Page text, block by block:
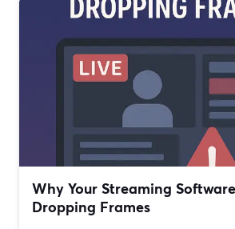
Why Your Streaming
Dropping Frames